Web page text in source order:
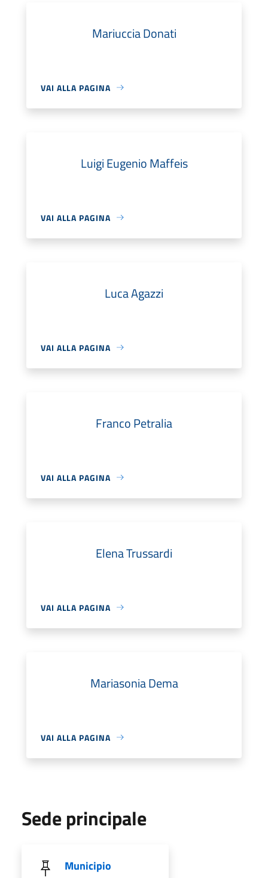
Mariuccia Donati
VAI ALLA PAGINA
Luigi Eugenio Maffeis
VAI ALLA PAGINA
Luca Agazzi
VAI ALLA PAGINA
Franco Petralia
VAI ALLA PAGINA
Elena Trussardi
VAI ALLA PAGINA
Mariasonia Dema
VAI ALLA PAGINA
Sede principale
Municipio